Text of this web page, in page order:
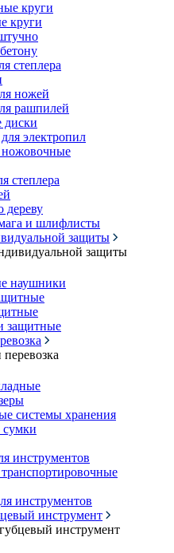
круги
круги
степлера
ножей
рашпилей
электропил
степлера
дереву
и шлифлисты
защиты
защиты
наушники
защитные
системы хранения
инструментов
инструментов
инструмент
инструмент